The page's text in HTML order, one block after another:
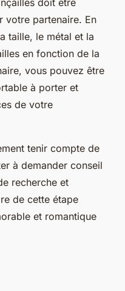
votre partenaire. En
taille, le métal et la
en fonction de la
vous pouvez être
à porter et
de votre
tenir compte de
à demander conseil
recherche et
de cette étape
et romantique